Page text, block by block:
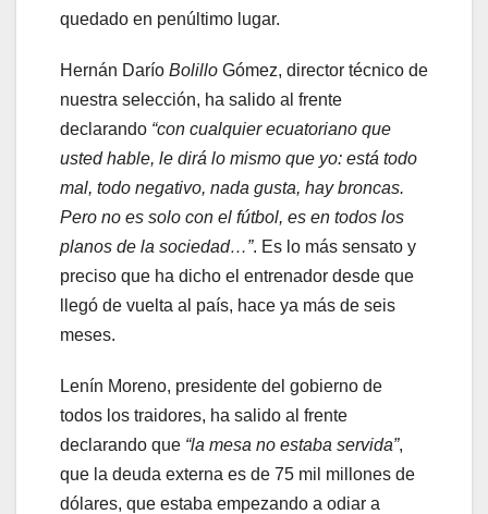
quedado en penúltimo lugar.
Hernán Darío Bolillo Gómez, director técnico de
nuestra selección, ha salido al frente
declarando “con cualquier ecuatoriano que
usted hable, le dirá lo mismo que yo: está todo
mal, todo negativo, nada gusta, hay broncas.
Pero no es solo con el fútbol, es en todos los
planos de la sociedad…”. Es lo más sensato y
preciso que ha dicho el entrenador desde que
llegó de vuelta al país, hace ya más de seis
meses.
Lenín Moreno, presidente del gobierno de
todos los traidores, ha salido al frente
declarando que “la mesa no estaba servida”,
que la deuda externa es de 75 mil millones de
dólares, que estaba empezando a odiar a